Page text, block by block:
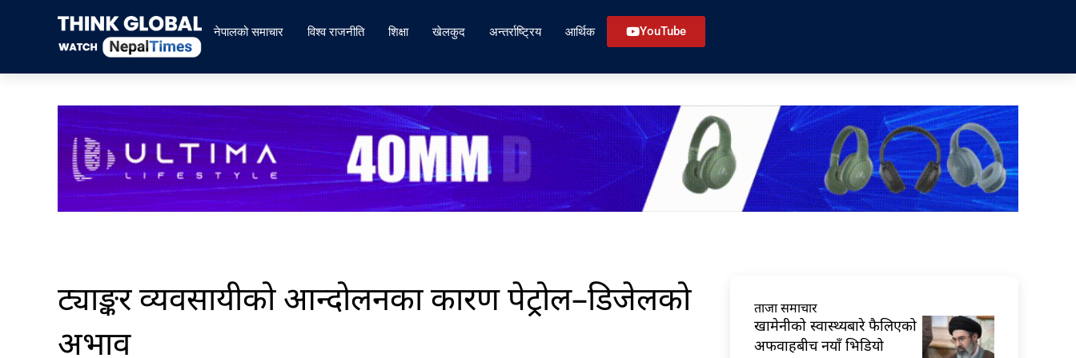
नेपालको समाचार विश्व राजनीति शिक्षा खेलकुद अन्तर्राष्ट्रिय आर्थिक YouTube
ट्याङ्कर व्यवसायीको आन्दोलनका कारण पेट्रोल–डिजेलको
अभाव
ताजा समाचार
खामेनीको स्वास्थ्यबारे फैलिएको
अफवाहबीच नयाँ भिडियो